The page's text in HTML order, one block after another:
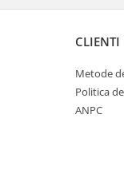
CLIENTI
Metode
Politica
ANPC